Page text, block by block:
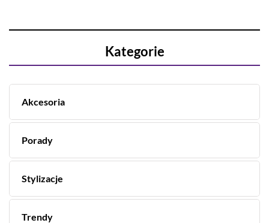
Kategorie
Akcesoria
Porady
Stylizacje
Trendy